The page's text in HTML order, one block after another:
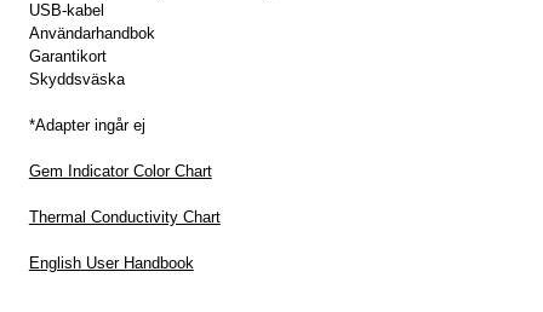
USB-kabel
Användarhandbok
Garantikort
Skyddsväska
*Adapter ingår ej
Gem Indicator Color Chart
Thermal Conductivity Chart
English User Handbook